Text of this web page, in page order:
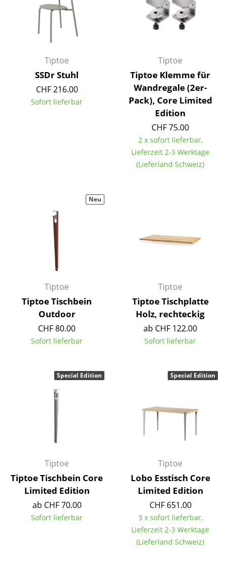
Aufbewahren
Regale & Schränke
Wandregale
Sideboards & Kommoden
Kleinaufbewahrung
Einzelteile
... alle Aufbewahrungsmöbel
Tischleuchten
Schreibtischleuchten
Stehleuchten & Leseleuchten
Wandleuchten
Outdoor-Leuchten
... alle Leuchten
Doppelbetten
Einzelbetten
Tiptoe
SSDr Stuhl
CHF 216.00
Sofort lieferbar
Tiptoe
Tiptoe Klemme für
Wandregale (2er-
Pack), Core Limited
Edition
CHF 75.00
2 x sofort lieferbar,
Lieferzeit 2-3 Werktage
(Lieferland Schweiz)
Tiptoe
Tiptoe Tischbein
Outdoor
CHF 80.00
Sofort lieferbar
Neu
Tiptoe
Tiptoe Tischplatte
Holz, rechteckig
ab CHF 122.00
Sofort lieferbar
Tiptoe
Tiptoe Tischbein Core
Limited Edition
ab CHF 70.00
Sofort lieferbar
Special Edition
Tiptoe
Lobo Esstisch Core
Limited Edition
CHF 651.00
3 x sofort lieferbar,
Lieferzeit 2-3 Werktage
(Lieferland Schweiz)
Special Edition